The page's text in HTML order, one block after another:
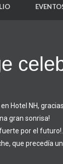
Hotel NH,
gran sonrisa!
por el futuro!…
que precedía un